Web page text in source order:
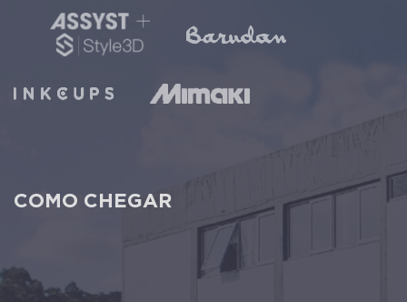
COMO CHEGAR